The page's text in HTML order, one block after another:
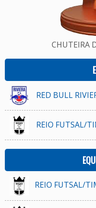
CHUTEIRA
RED BULL
REIO FUTSAL/
REIO FUTSAL/